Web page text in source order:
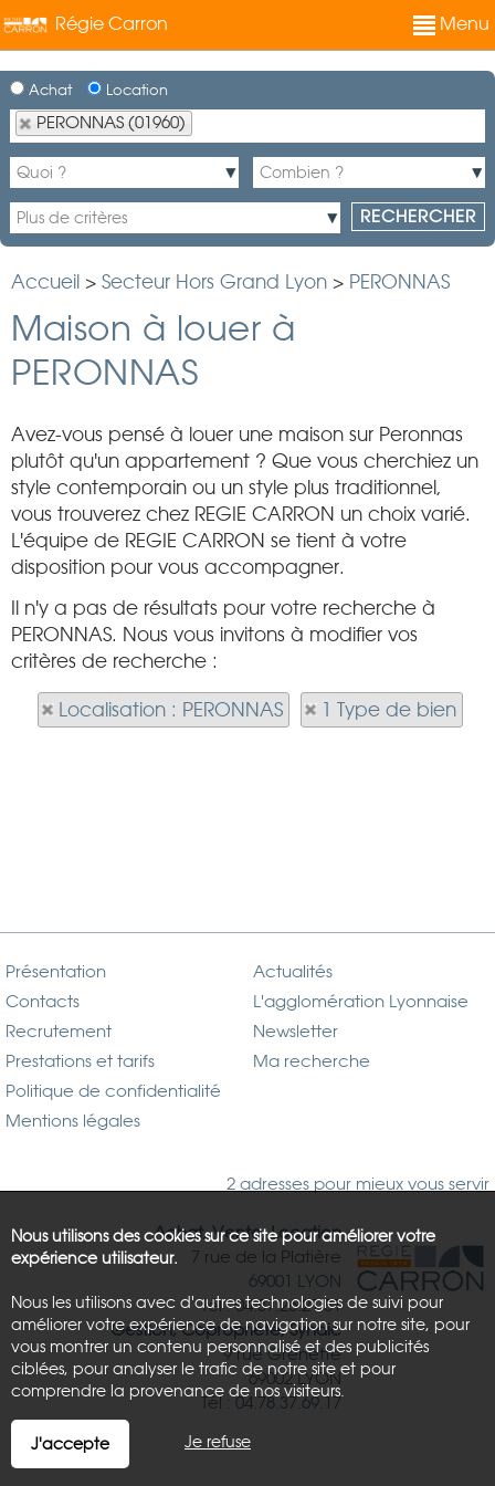
Régie Carron Menu
Achat Location
PERONNAS (01960)
Accueil > Secteur Hors Grand Lyon > PERONNAS
Maison à louer à
PERONNAS
Avez-vous pensé à louer une maison sur Peronnas
plutôt qu'un appartement ? Que vous cherchiez un
style contemporain ou un style plus traditionnel,
vous trouverez chez REGIE CARRON un choix varié.
L'équipe de REGIE CARRON se tient à votre
disposition pour vous accompagner.
Il n'y a pas de résultats pour votre recherche à
PERONNAS. Nous vous invitons à modifier vos
critères de recherche :
Localisation : PERONNAS 1 Type de bien
Présentation
Contacts
Recrutement
Prestations et tarifs
Politique de confidentialité
Mentions légales
Actualités
L'agglomération Lyonnaise
Newsletter
Ma recherche
2 adresses pour mieux vous servir
Achat, Vente, Location
7 rue de la Platière
69001 LYON
Tél : 04.37.26.21.81
Gestion, Copropriété, Syndic
9 rue Grenette
69002 LYON
Tél : 04.78.37.69.17
Nous utilisons des cookies sur ce site pour améliorer votre
expérience utilisateur.
Nous les utilisons avec d'autres technologies de suivi pour
améliorer votre expérience de navigation sur notre site, pour
vous montrer un contenu personnalisé et des publicités
ciblées, pour analyser le trafic de notre site et pour
comprendre la provenance de nos visiteurs.
J'accepte Je refuse